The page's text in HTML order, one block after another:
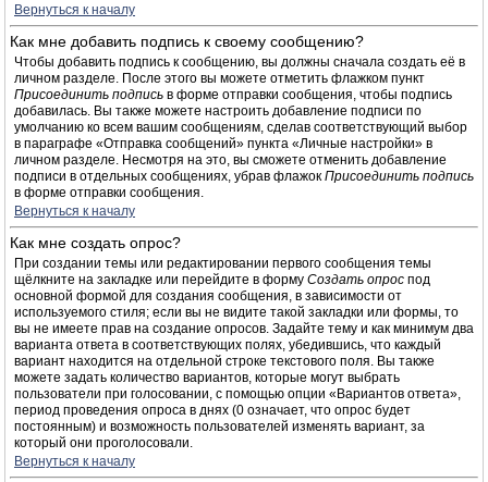
Вернуться к началу
Как мне добавить подпись к своему сообщению?
Чтобы добавить подпись к сообщению, вы должны сначала создать её в
личном разделе. После этого вы можете отметить флажком пункт
Присоединить подпись в форме отправки сообщения, чтобы подпись
добавилась. Вы также можете настроить добавление подписи по
умолчанию ко всем вашим сообщениям, сделав соответствующий выбор
в параграфе «Отправка сообщений» пункта «Личные настройки» в
личном разделе. Несмотря на это, вы сможете отменить добавление
подписи в отдельных сообщениях, убрав флажок Присоединить подпись
в форме отправки сообщения.
Вернуться к началу
Как мне создать опрос?
При создании темы или редактировании первого сообщения темы
щёлкните на закладке или перейдите в форму Создать опрос под
основной формой для создания сообщения, в зависимости от
используемого стиля; если вы не видите такой закладки или формы, то
вы не имеете прав на создание опросов. Задайте тему и как минимум два
варианта ответа в соответствующих полях, убедившись, что каждый
вариант находится на отдельной строке текстового поля. Вы также
можете задать количество вариантов, которые могут выбрать
пользователи при голосовании, с помощью опции «Вариантов ответа»,
период проведения опроса в днях (0 означает, что опрос будет
постоянным) и возможность пользователей изменять вариант, за
который они проголосовали.
Вернуться к началу